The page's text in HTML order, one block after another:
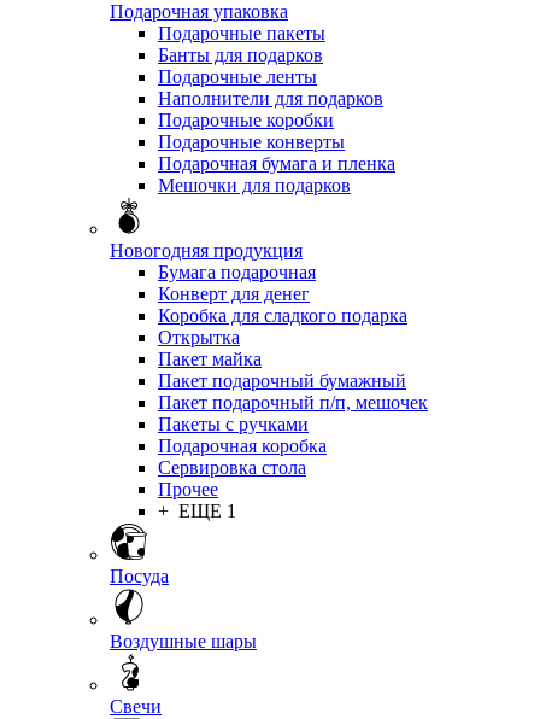
Подарочная упаковка
Подарочные пакеты
Банты для подарков
Подарочные ленты
Наполнители для подарков
Подарочные коробки
Подарочные конверты
Подарочная бумага и пленка
Мешочки для подарков
Новогодняя продукция
Бумага подарочная
Конверт для денег
Коробка для сладкого подарка
Открытка
Пакет майка
Пакет подарочный бумажный
Пакет подарочный п/п, мешочек
Пакеты с ручками
Подарочная коробка
Сервировка стола
Прочее
+ ЕЩЕ 1
Посуда
Воздушные шары
Свечи